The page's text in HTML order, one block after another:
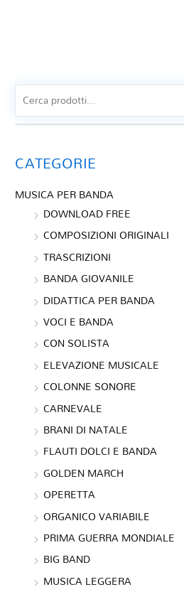
CATEGORIE
MUSICA PER BANDA
DOWNLOAD FREE
COMPOSIZIONI ORIGINALI
TRASCRIZIONI
BANDA GIOVANILE
DIDATTICA PER BANDA
VOCI E BANDA
CON SOLISTA
ELEVAZIONE MUSICALE
COLONNE SONORE
CARNEVALE
BRANI DI NATALE
FLAUTI DOLCI E BANDA
GOLDEN MARCH
OPERETTA
ORGANICO VARIABILE
PRIMA GUERRA MONDIALE
BIG BAND
MUSICA LEGGERA